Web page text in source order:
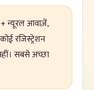
न्यूरल आवाज़ें,
रजिस्ट्रेशन
सबसे अच्छा